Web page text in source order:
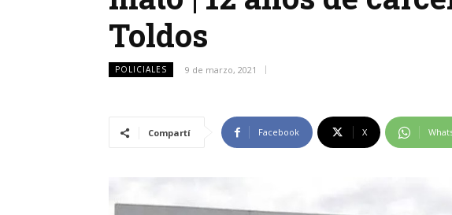
Toldos
POLICIALES 9 de marzo, 2021
Compartí Facebook X